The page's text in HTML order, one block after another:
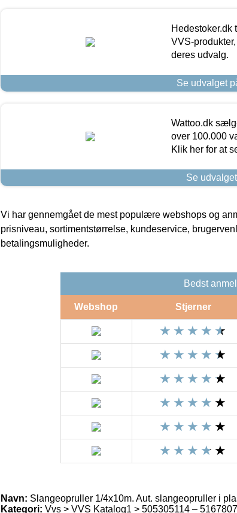
Hedestoker.dk
VVS-
deres udvalg.
Se udvalget
Wattoo.dk
over 100.000
Klik her for at
Se
Vi har gennemgået de mest populære webshops og
prisniveau, sortimentstørrelse, kundeservice,
betalingsmuligheder.
Bedst
Webshop Stjerner
Navn: Slangeopruller 1/4x10m. Aut. slangeopruller i
Kategori: Vvs > VVS Katalog1 > 505305114 –